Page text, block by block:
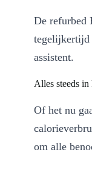
De refurbed
tegelijkertijd
assistent.
Alles steeds
Of het nu
om alle